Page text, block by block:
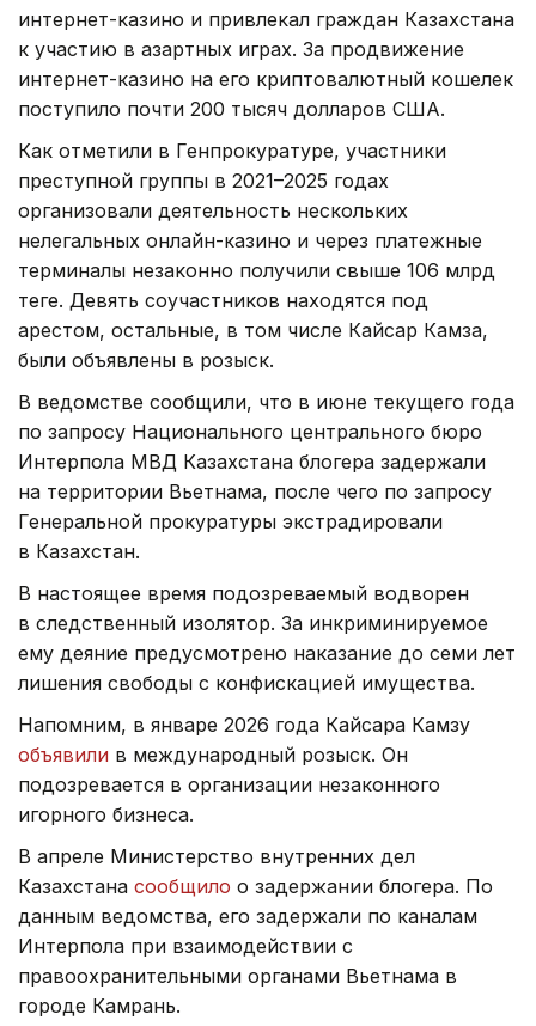
интернет-казино и привлекал граждан Казахстана
к участию в азартных играх. За продвижение
интернет-казино на его криптовалютный кошелек
поступило почти 200 тысяч долларов США.
Как отметили в Генпрокуратуре, участники
преступной группы в 2021–2025 годах
организовали деятельность нескольких
нелегальных онлайн-казино и через платежные
терминалы незаконно получили свыше 106 млрд
теңге. Девять соучастников находятся под
арестом, остальные, в том числе Кайсар Камза,
были объявлены в розыск.
В ведомстве сообщили, что в июне текущего года
по запросу Национального центрального бюро
Интерпола МВД Казахстана блогера задержали
на территории Вьетнама, после чего по запросу
Генеральной прокуратуры экстрадировали
в Казахстан.
В настоящее время подозреваемый водворен
в следственный изолятор. За инкриминируемое
ему деяние предусмотрено наказание до семи лет
лишения свободы с конфискацией имущества.
Напомним, в январе 2026 года Кайсара Камзу
объявили в международный розыск. Он
подозревается в организации незаконного
игорного бизнеса.
В апреле Министерство внутренних дел
Казахстана сообщило о задержании блогера. По
данным ведомства, его задержали по каналам
Интерпола при взаимодействии с
правоохранительными органами Вьетнама в
городе Камрань.